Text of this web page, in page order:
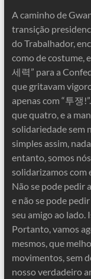
A caminho de
transição
do Trabalhador,
como de costume,
세력” para a
que gritavam
apenas com “투쟁
que quatro, e a
solidariedade sem
simples assim,
entanto, somos
solidarizamos com
Não se pode pedir
e não se pode
seu amigo ao lado.
Portanto, vamos
mesmos, que
movimentos, sem
nosso verdadeiro